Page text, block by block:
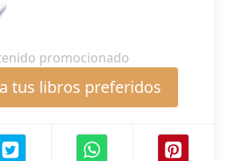
promocionado
tus libros preferidos